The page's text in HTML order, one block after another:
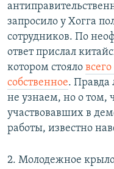
запросило у Хогга
сотрудников. По
ответ прислал
котором стояло
собственное. Правда
не узнаем, но о том,
участвовавших в
работы, известно
2. Молодежное